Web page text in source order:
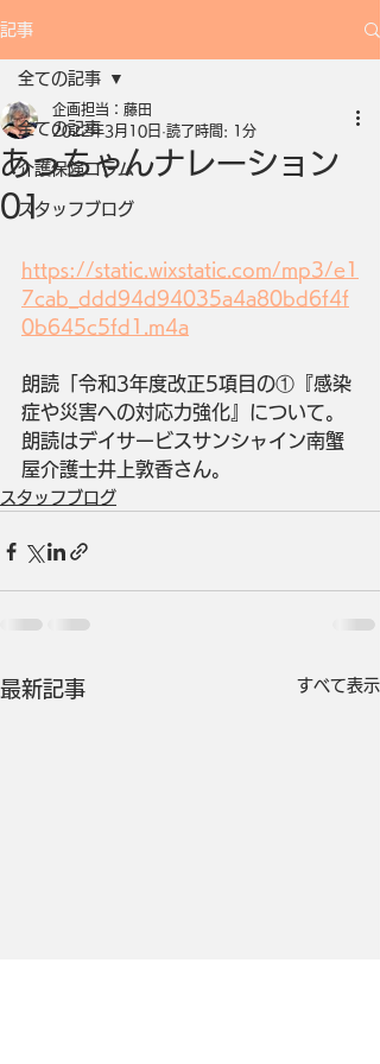
記事
全ての記事
介護保険コラム
スタッフブログ
全ての記事
あっちゃんナレーション
01
企画担当：藤田
2022年3月10日 読了時間: 1分
https://static.wixstatic.com/mp3/e1
7cab_ddd94d94035a4a80bd6f4f
0b645c5fd1.m4a
朗読「令和3年度改正5項目の①『感染
症や災害への対応力強化』について。
朗読はデイサービスサンシャイン南蟹
屋介護士井上敦香さん。
スタッフブログ
最新記事 すべて表示